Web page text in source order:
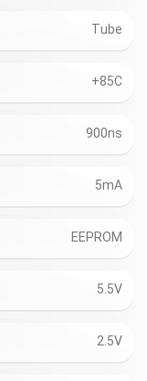
Tube
+85C
900ns
5mA
EEPROM
5.5V
2.5V